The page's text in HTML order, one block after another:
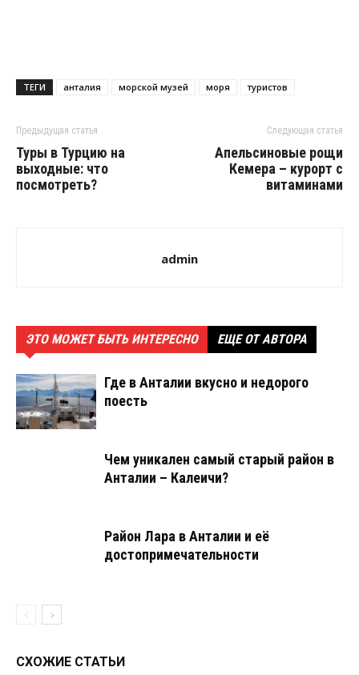
ТЕГИ анталия морской музей моря туристов
Предыдущая статья
Туры в Турцию на
выходные: что
посмотреть?
Следующая статья
Апельсиновые рощи
Кемера – курорт с
витаминами
admin
ЭТО МОЖЕТ БЫТЬ ИНТЕРЕСНО ЕЩЕ ОТ АВТОРА
Где в Анталии вкусно и недорого
поесть
Чем уникален самый старый район в
Анталии – Калеичи?
Район Лара в Анталии и её
достопримечательности
СХОЖИЕ СТАТЬИ